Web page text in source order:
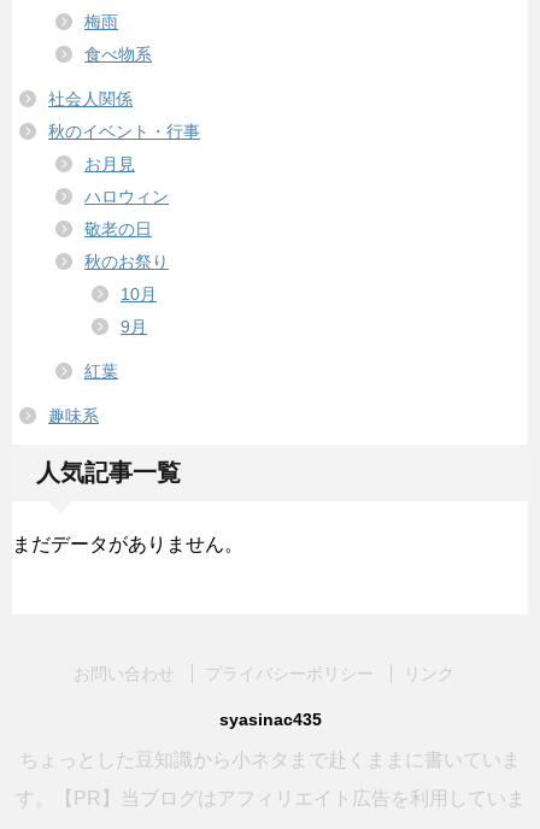
梅雨
食べ物系
社会人関係
秋のイベント・行事
お月見
ハロウィン
敬老の日
秋のお祭り
10月
9月
紅葉
趣味系
人気記事一覧
まだデータがありません。
お問い合わせ プライバシーポリシー リンク
syasinac435
ちょっとした豆知識から小ネタまで赴くままに書いていま
す。【PR】当ブログはアフィリエイト広告を利用していま